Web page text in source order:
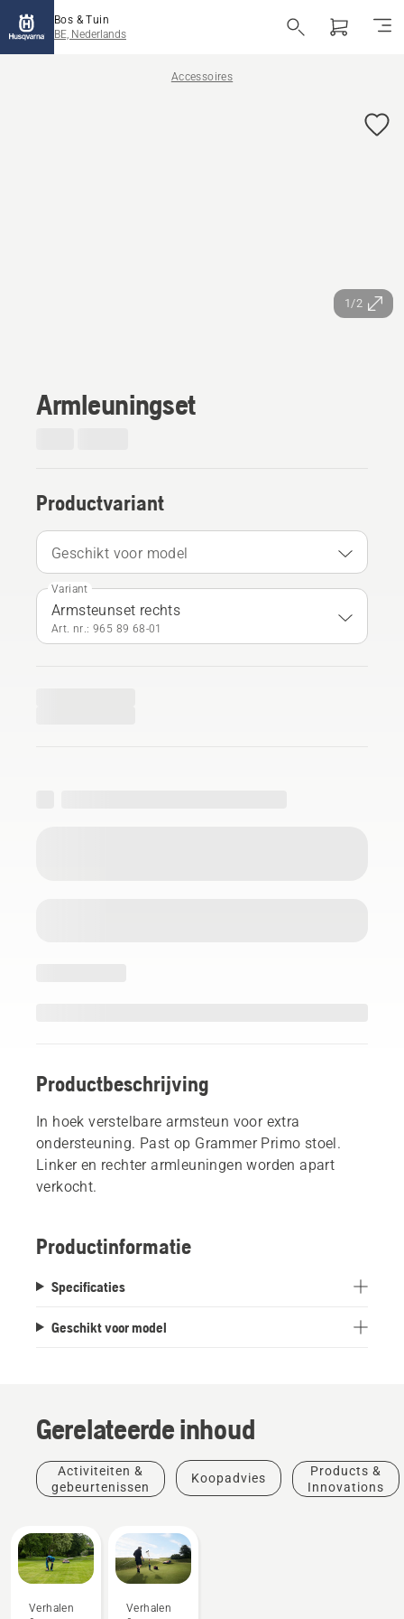
Bos & Tuin
BE, Nederlands
Accessoires
1/2
Armleuningset
Productvariant
Geschikt voor model
Variant
Armsteunset rechts
Art. nr.: 965 89 68‑01
Productbeschrijving
In hoek verstelbare armsteun voor extra
ondersteuning. Past op Grammer Primo stoel.
Linker en rechter armleuningen worden apart
verkocht.
Productinformatie
Specificaties
Geschikt voor model
Gerelateerde inhoud
Activiteiten &
gebeurtenissen
Koopadvies
Products &
Innovations
Verhalen
Verhalen